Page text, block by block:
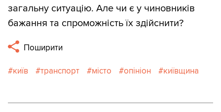
загальну ситуацію. Але чи є у чиновників
бажання та спроможність їх здійснити?
Поширити
київ транспорт місто опініон київщина